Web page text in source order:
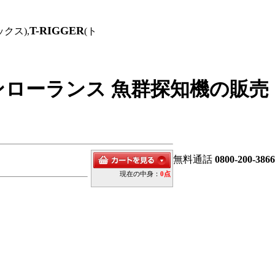
クス),T-RIGGER(ト
ーランス 魚群探知機の販売
無料通話 0800-200-3866
現在の中身： 0点